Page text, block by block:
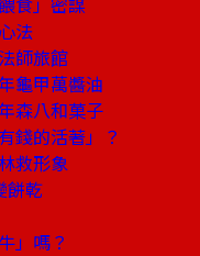
法
師旅館
龜甲萬醬油
森八和菓子
錢的活著」？
救形象
餅乾
」嗎？